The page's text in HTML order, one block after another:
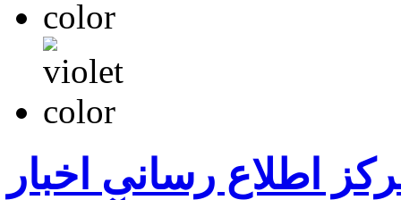
اطلاع رسانی اخبار